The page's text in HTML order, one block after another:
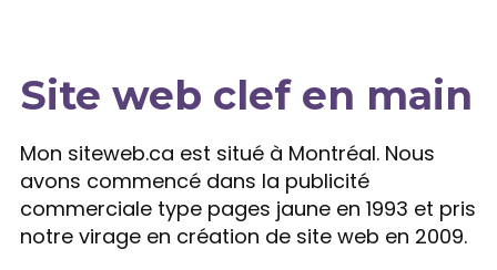
Expertise
Site web clef en main
Mon siteweb.ca est situé à Montréal. Nous
avons commencé dans la publicité
commerciale type pages jaune en 1993 et pris
notre virage en création de site web en 2009.